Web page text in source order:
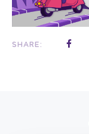
SHARE: